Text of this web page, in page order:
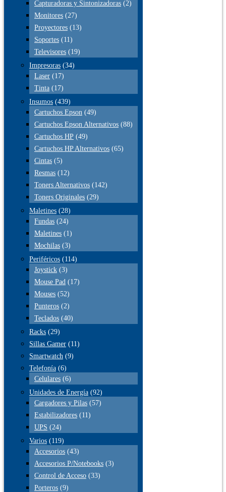
Capturadoras y Sintonizadoras (2)
Monitores (27)
Proyectores (13)
Soportes (11)
Televisores (19)
Impresoras (34)
Laser (17)
Tinta (17)
Insumos (439)
Cartuchos Epson (49)
Cartuchos Epson Alternativos (88)
Cartuchos HP (49)
Cartuchos HP Alternativos (65)
Cintas (5)
Resmas (12)
Toners Alternativos (142)
Toners Originales (29)
Maletines (28)
Fundas (24)
Maletines (1)
Mochilas (3)
Periféricos (114)
Joystick (3)
Mouse Pad (17)
Mouses (52)
Punteros (2)
Teclados (40)
Racks (29)
Sillas Gamer (11)
Smartwatch (9)
Telefonía (6)
Celulares (6)
Unidades de Energía (92)
Cargadores y Pilas (57)
Estabilizadores (11)
UPS (24)
Varios (119)
Accesorios (43)
Accesorios P/Notebooks (3)
Control de Acceso (33)
Porteros (9)